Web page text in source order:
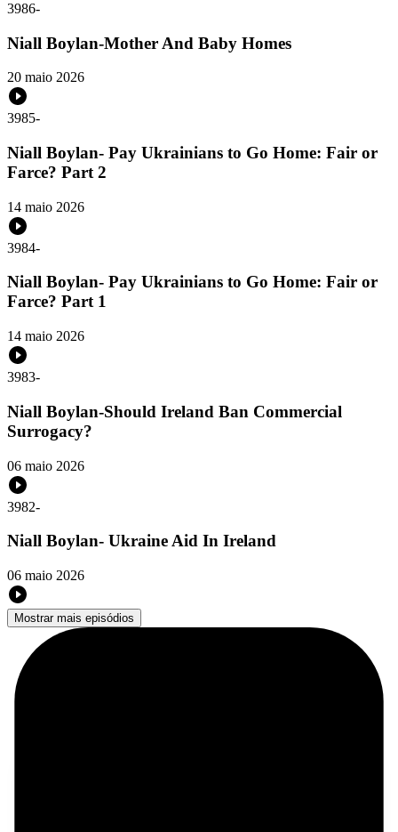
3986-
Niall Boylan-Mother And Baby Homes
20 maio 2026
3985-
Niall Boylan- Pay Ukrainians to Go Home: Fair or
Farce? Part 2
14 maio 2026
3984-
Niall Boylan- Pay Ukrainians to Go Home: Fair or
Farce? Part 1
14 maio 2026
3983-
Niall Boylan-Should Ireland Ban Commercial
Surrogacy?
06 maio 2026
3982-
Niall Boylan- Ukraine Aid In Ireland
06 maio 2026
Mostrar mais episódios